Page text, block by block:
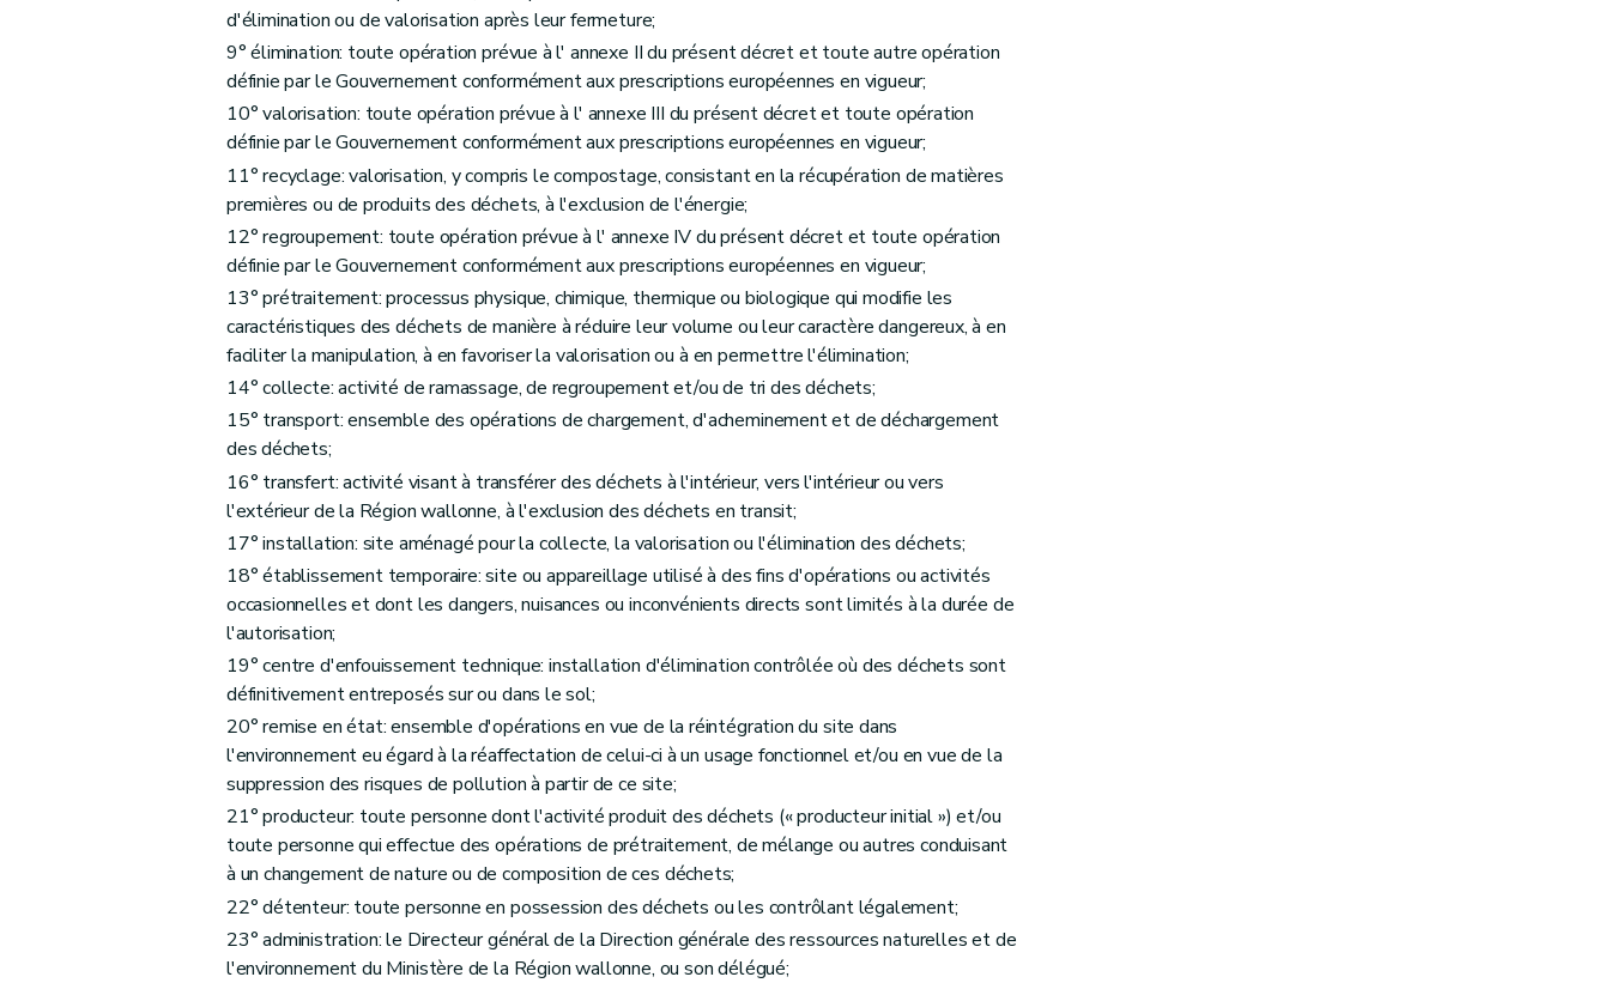
Art. 22
Chapitre IV Transferts de déchets
Chapitre IV Transferts de déchets
Planification de la gestion des déchets
Chapitre V Planification de la gestion des déchets
Chapitre VI Dispositions particulières
Chapitre VI Dispositions particulières
Chapitre VII Dispositions fonctionnelles
Section première Statistiques et renseignements
Art. 29
Art. 30
Art. 31
Art. 32
Section 2 Commission des déchets
Art. 33
Section 3 Office wallon des Déchets
Art. 34
d'élimination ou de valorisation après leur fermeture;
9° élimination: toute opération prévue à l' annexe II du présent décret et toute autre opération
définie par le Gouvernement conformément aux prescriptions européennes en vigueur;
10° valorisation: toute opération prévue à l' annexe III du présent décret et toute opération
définie par le Gouvernement conformément aux prescriptions européennes en vigueur;
11° recyclage: valorisation, y compris le compostage, consistant en la récupération de matières
premières ou de produits des déchets, à l'exclusion de l'énergie;
12° regroupement: toute opération prévue à l' annexe IV du présent décret et toute opération
définie par le Gouvernement conformément aux prescriptions européennes en vigueur;
13° prétraitement: processus physique, chimique, thermique ou biologique qui modifie les
caractéristiques des déchets de manière à réduire leur volume ou leur caractère dangereux, à en
faciliter la manipulation, à en favoriser la valorisation ou à en permettre l'élimination;
14° collecte: activité de ramassage, de regroupement et/ou de tri des déchets;
15° transport: ensemble des opérations de chargement, d'acheminement et de déchargement
des déchets;
16° transfert: activité visant à transférer des déchets à l'intérieur, vers l'intérieur ou vers
l'extérieur de la Région wallonne, à l'exclusion des déchets en transit;
17° installation: site aménagé pour la collecte, la valorisation ou l'élimination des déchets;
18° établissement temporaire: site ou appareillage utilisé à des fins d'opérations ou activités
occasionnelles et dont les dangers, nuisances ou inconvénients directs sont limités à la durée de
l'autorisation;
19° centre d'enfouissement technique: installation d'élimination contrôlée où des déchets sont
définitivement entreposés sur ou dans le sol;
20° remise en état: ensemble d'opérations en vue de la réintégration du site dans
l'environnement eu égard à la réaffectation de celui-ci à un usage fonctionnel et/ou en vue de la
suppression des risques de pollution à partir de ce site;
21° producteur: toute personne dont l'activité produit des déchets (« producteur initial ») et/ou
toute personne qui effectue des opérations de prétraitement, de mélange ou autres conduisant
à un changement de nature ou de composition de ces déchets;
22° détenteur: toute personne en possession des déchets ou les contrôlant légalement;
23° administration: le Directeur général de la Direction générale des ressources naturelles et de
l'environnement du Ministère de la Région wallonne, ou son délégué;